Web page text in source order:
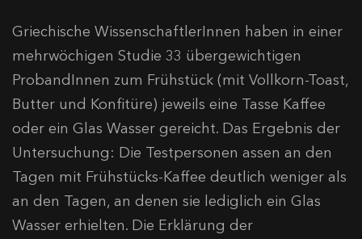
Griechische WissenschaftlerInnen haben in einer
mehrwöchigen Studie 33 übergewichtigen
ProbandInnen zum Frühstück (mit Vollkorn-Toast,
Butter und Konfitüre) jeweils eine Tasse Kaffee
oder ein Glas Wasser gereicht. Das Ergebnis der
Untersuchung: Die Testpersonen assen an den
Tagen mit Frühstücks-Kaffee deutlich weniger als
an den Tagen, an denen sie lediglich ein Glas
Wasser erhielten. Die Erklärung der